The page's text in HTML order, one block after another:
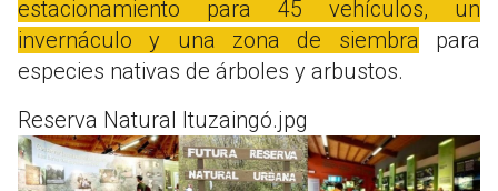
estacionamiento para 45 vehículos, un
invernáculo y una zona de siembra para
especies nativas de árboles y arbustos.
Reserva Natural Ituzaingó.jpg